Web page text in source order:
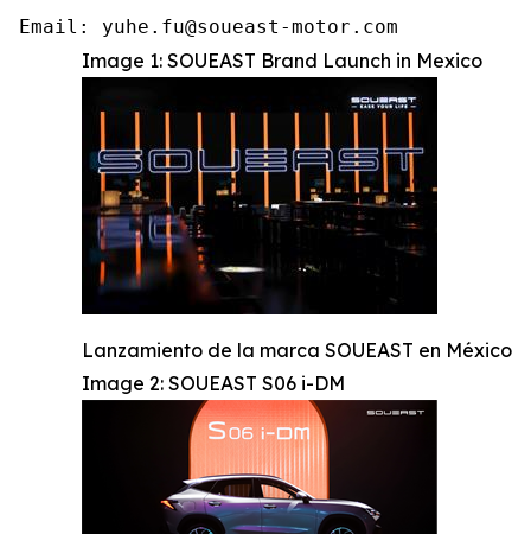
Email: yuhe.fu@soueast-motor.com
Image 1: SOUEAST Brand Launch in Mexico
Lanzamiento de la marca SOUEAST en México
Image 2: SOUEAST S06 i-DM